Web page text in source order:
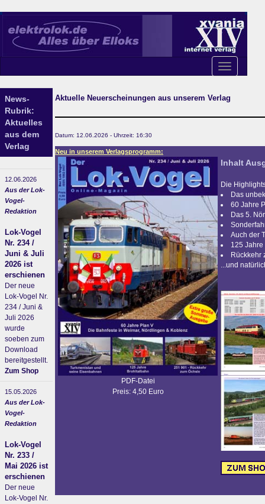
Toggle
navigation
News-
Rubrik:
Aktuelles
aus dem
Verlag
12.06.2026
Aus der Lok-
Vogel-
Redaktion
Lok-Vogel
Nr. 234 /
Juni & Juli
2026 ist
erschienen
Der neue
Lok-Vogel Nr.
234 / Juni &
Juli 2026
wurde
soeben zum
Download
bereitgestellt.
Zum Shop
15.05.2026
Aus der Lok-
Vogel-
Redaktion
Lok-Vogel
Nr. 233 /
Mai 2026 ist
erschienen
Der neue
Lok-Vogel Nr.
Aktuelle Neuerscheinungen aus unserem Verlag
Datum: 12.06.2026 - Uhrzeit: 16:30
Neu in unserem Verlagsprogramm:
PDF-Datei
Preis: 4,50 Euro
Inhalt
Die
Das
60 Jahre
Das 5.
Auch der
125
Rückkehr
...und